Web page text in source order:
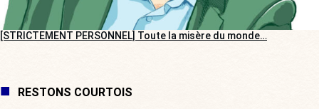
[STRICTEMENT PERSONNEL] Toute la misère du monde…
RESTONS COURTOIS